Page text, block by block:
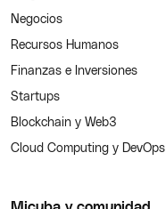
Negocios
Recursos Humanos
Finanzas e Inversiones
Startups
Blockchain y Web3
Cloud Computing y DevOps
Micuba y comunidad